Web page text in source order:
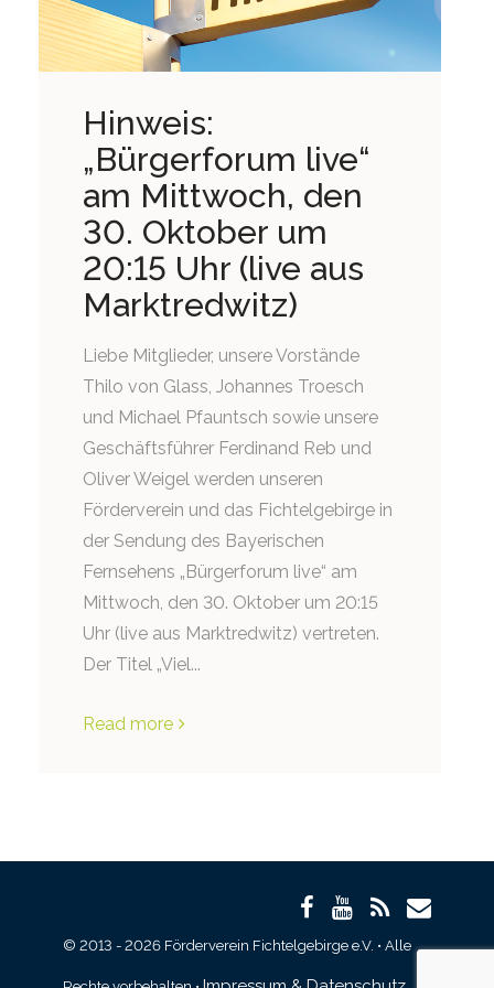
Hinweis:
„Bürgerforum live“
am Mittwoch, den
30. Oktober um
20:15 Uhr (live aus
Marktredwitz)
Liebe Mitglieder, unsere Vorstände
Thilo von Glass, Johannes Troesch
und Michael Pfauntsch sowie unsere
Geschäftsführer Ferdinand Reb und
Oliver Weigel werden unseren
Förderverein und das Fichtelgebirge in
der Sendung des Bayerischen
Fernsehens „Bürgerforum live“ am
Mittwoch, den 30. Oktober um 20:15
Uhr (live aus Marktredwitz) vertreten.
Der Titel „Viel...
Read more
© 2013 - 2026 Förderverein Fichtelgebirge e.V. • Alle